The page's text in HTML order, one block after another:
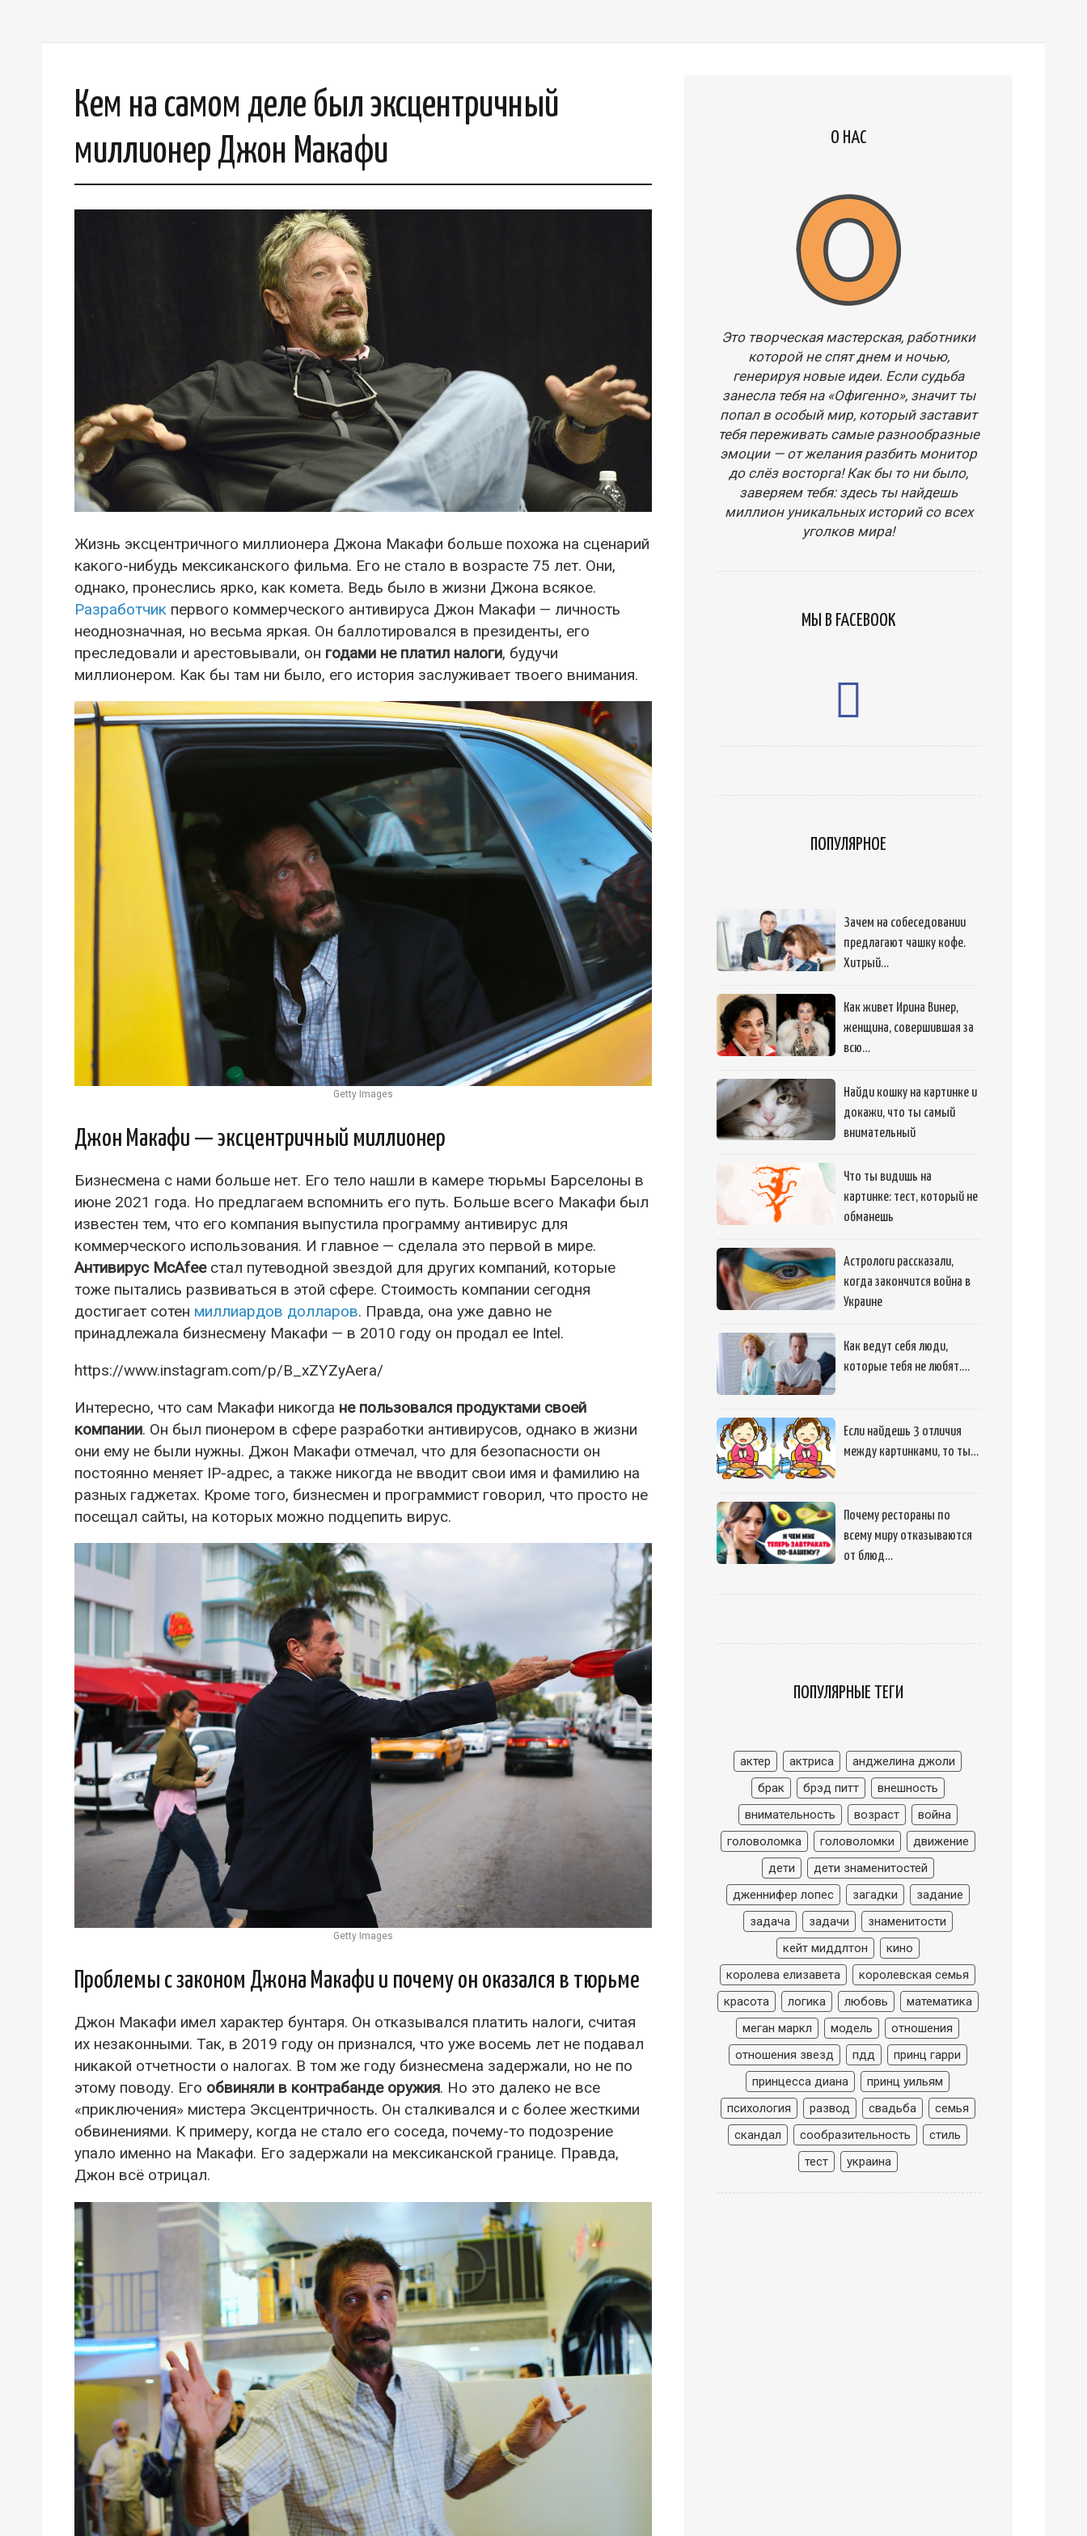
Кем на самом деле был эксцентричный
миллионер Джон Макафи
Жизнь эксцентричного миллионера Джона Макафи больше похожа на сценарий
какого-нибудь мексиканского фильма. Его не стало в возрасте 75 лет. Они,
однако, пронеслись ярко, как комета. Ведь было в жизни Джона всякое.
Разработчик первого коммерческого антивируса Джон Макафи — личность
неоднозначная, но весьма яркая. Он баллотировался в президенты, его
преследовали и арестовывали, он годами не платил налоги, будучи
миллионером. Как бы там ни было, его история заслуживает твоего внимания.
Getty Images
Джон Макафи — эксцентричный миллионер
Бизнесмена с нами больше нет. Его тело нашли в камере тюрьмы Барселоны в
июне 2021 года. Но предлагаем вспомнить его путь. Больше всего Макафи был
известен тем, что его компания выпустила программу антивирус для
коммерческого использования. И главное — сделала это первой в мире.
Антивирус McAfeeстал путеводной звездой для других компаний, которые
тоже пытались развиваться в этой сфере. Стоимость компании сегодня
достигает сотен миллиардов долларов. Правда, она уже давно не
принадлежала бизнесмену Макафи — в 2010 году он продал ее Intel.
https://www.instagram.com/p/B_xZYZyAera/
Интересно, что сам Макафи никогда не пользовался продуктами своей
компании. Он был пионером в сфере разработки антивирусов, однако в жизни
они ему не были нужны. Джон Макафи отмечал, что для безопасности он
постоянно меняет IP-адрес, а также никогда не вводит свои имя и фамилию на
разных гаджетах. Кроме того, бизнесмен и программист говорил, что просто не
посещал сайты, на которых можно подцепить вирус.
Getty Images
Проблемы с законом Джона Макафи и почему он оказался в тюрьме
Джон Макафи имел характер бунтаря. Он отказывался платить налоги, считая
их незаконными. Так, в 2019 году он признался, что уже восемь лет не подавал
никакой отчетности о налогах. В том же году бизнесмена задержали, но не по
этому поводу. Его обвиняли в контрабанде оружия. Но это далеко не все
«приключения» мистера Эксцентричность. Он сталкивался и с более жесткими
обвинениями. К примеру, когда не стало его соседа, почему-то подозрение
упало именно на Макафи. Его задержали на мексиканской границе. Правда,
Джон всё отрицал.
О НАС
Это творческая мастерская, работники
которой не спят днем и ночью,
генерируя новые идеи. Если судьба
занесла тебя на «Офигенно», значит ты
попал в особый мир, который заставит
тебя переживать самые разнообразные
эмоции — от желания разбить монитор
до слёз восторга! Как бы то ни было,
заверяем тебя: здесь ты найдешь
миллион уникальных историй со всех
уголков мира!
МЫ В FACEBOOK
ПОПУЛЯРНОЕ
Зачем на собеседовании
предлагают чашку кофе.
Хитрый…
Как живет Ирина Винер,
женщина, совершившая за
всю…
Найди кошку на картинке и
докажи, что ты самый
внимательный
Что ты видишь на
картинке: тест, который не
обманешь
Астрологи рассказали,
когда закончится война в
Украине
Как ведут себя люди,
которые тебя не любят.…
Если найдешь 3 отличия
между картинками, то ты…
Почему рестораны по
всему миру отказываются
от блюд…
ПОПУЛЯРНЫЕ ТЕГИ
актер актриса
анджелина джоли
брак
брэд питт
внешность
внимательность
возраст
война
головоломка
головоломки
движение
дети
дети знаменитостей
дженнифер лопес
загадки
задание
задача
задачи
знаменитости
кейт миддлтон
кино
королева елизавета
королевская семья
красота
логика любовь
математика
меган маркл
модель
отношения
отношения звезд
пдд
принц гарри
принцесса диана
принц уильям
психология
развод свадьба
семья
скандал
сообразительность
стиль
тест
украина